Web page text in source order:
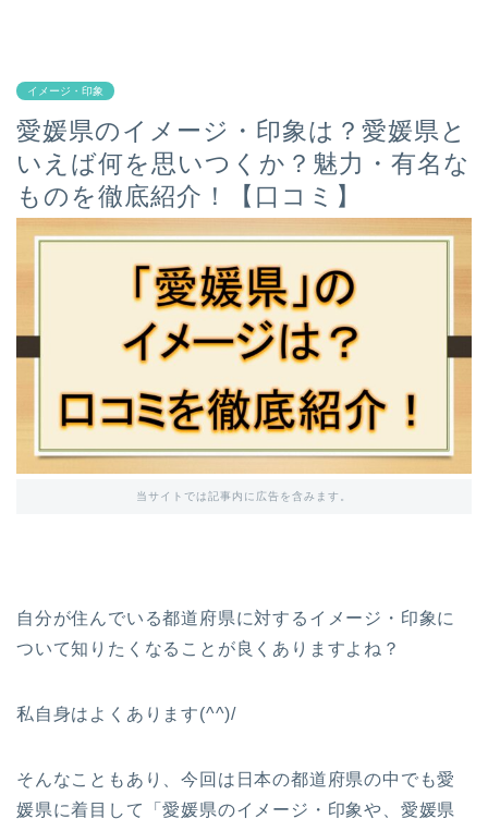
イメージ・印象
愛媛県のイメージ・印象は？愛媛県と
いえば何を思いつくか？魅力・有名な
ものを徹底紹介！【口コミ】
当サイトでは記事内に広告を含みます。
自分が住んでいる都道府県に対するイメージ・印象に
ついて知りたくなることが良くありますよね？
私自身はよくあります(^^)/
そんなこともあり、今回は日本の都道府県の中でも愛
媛県に着目して「愛媛県のイメージ・印象や、愛媛県